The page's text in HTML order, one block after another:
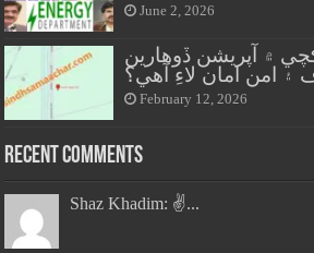
June 2, 2026
۾ آپريشن ڏوهارين
۽ امن امان لاءِ آهي؟
February 12, 2026
Recent Comments
Shaz Khadim: ✌️...